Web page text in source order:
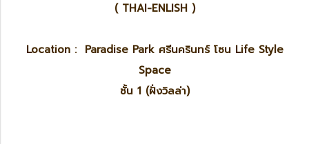
( THAI-ENLISH )
Location : Paradise Park ศรีนครินทร์ โซน Life Style
Space
ชั้น 1 (ฝั่งวิลล่า)